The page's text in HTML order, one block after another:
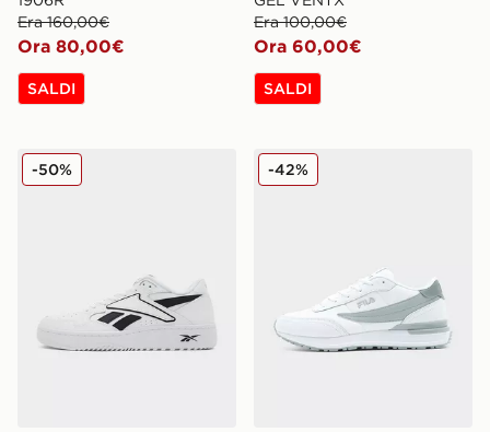
Era 160,00€
Ora 80,00€
SALDI
Era 100,00€
Ora 60,00€
SALDI
Reebok ATR Chill
-50% Fila Valado ADV 2
-42%